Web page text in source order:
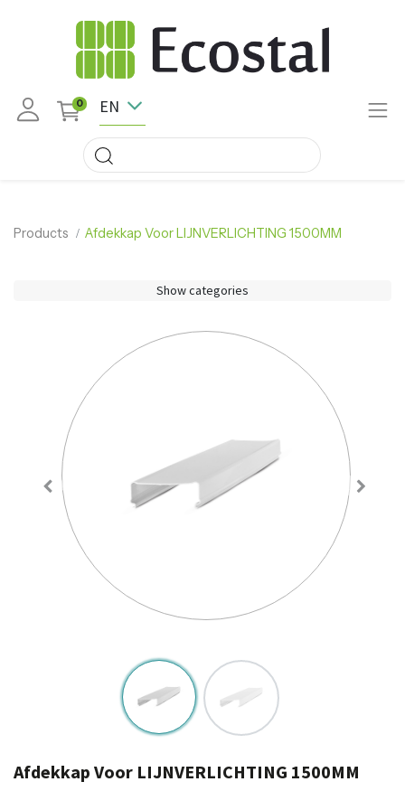
0 EN
Products Afdekkap Voor LIJNVERLICHTING 1500MM
Show categories
Afdekkap Voor LIJNVERLICHTING 1500MM